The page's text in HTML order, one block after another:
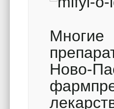
Ново-